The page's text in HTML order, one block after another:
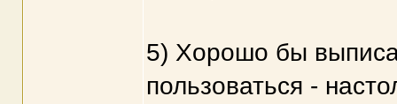
5) Хорошо бы
пользоваться -